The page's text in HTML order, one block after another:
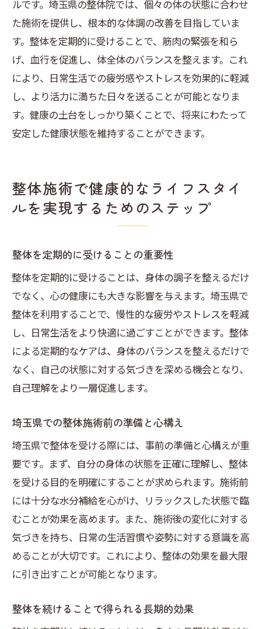
ルです。埼玉県の整体院では、個々の体の状態に合わせ
た施術を提供し、根本的な体調の改善を目指していま
す。整体を定期的に受けることで、筋肉の緊張を和ら
げ、血行を促進し、体全体のバランスを整えます。これ
により、日常生活での疲労感やストレスを効果的に軽減
し、より活力に満ちた日々を送ることが可能となりま
す。健康の土台をしっかり築くことで、将来にわたって
安定した健康状態を維持することができます。
整体施術で健康的なライフスタイ
ルを実現するためのステップ
整体を定期的に受けることの重要性
整体を定期的に受けることは、身体の調子を整えるだけ
でなく、心の健康にも大きな影響を与えます。埼玉県で
整体を利用することで、慢性的な疲労やストレスを軽減
し、日常生活をより快適に過ごすことができます。整体
による定期的なケアは、身体のバランスを整えるだけで
なく、自己の状態に対する気づきを深める機会となり、
自己理解をより一層促進します。
埼玉県での整体施術前の準備と心構え
埼玉県で整体を受ける際には、事前の準備と心構えが重
要です。まず、自分の身体の状態を正確に理解し、整体
を受ける目的を明確にすることが求められます。施術前
には十分な水分補給を心がけ、リラックスした状態で臨
むことが効果を高めます。また、施術後の変化に対する
気づきを持ち、日常の生活習慣や姿勢に対する意識を高
めることが大切です。これにより、整体の効果を最大限
に引き出すことが可能となります。
整体を続けることで得られる長期的効果